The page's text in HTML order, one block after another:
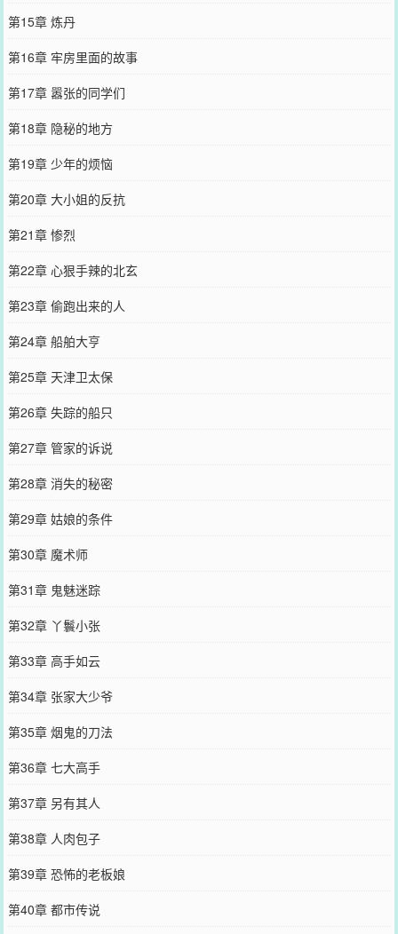
第15章 炼丹
第16章 牢房里面的故事
第17章 嚣张的同学们
第18章 隐秘的地方
第19章 少年的烦恼
第20章 大小姐的反抗
第21章 惨烈
第22章 心狠手辣的北玄
第23章 偷跑出来的人
第24章 船舶大亨
第25章 天津卫太保
第26章 失踪的船只
第27章 管家的诉说
第28章 消失的秘密
第29章 姑娘的条件
第30章 魔术师
第31章 鬼魅迷踪
第32章 丫鬟小张
第33章 高手如云
第34章 张家大少爷
第35章 烟鬼的刀法
第36章 七大高手
第37章 另有其人
第38章 人肉包子
第39章 恐怖的老板娘
第40章 都市传说